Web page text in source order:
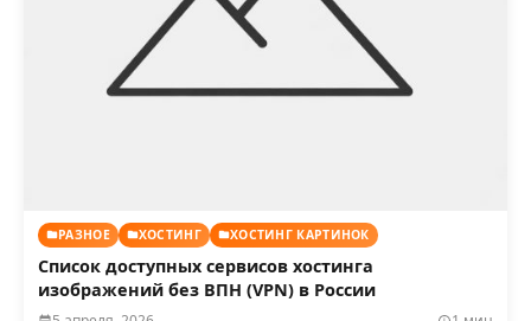
РАЗНОЕ ХОСТИНГ ХОСТИНГ КАРТИНОК
Список доступных сервисов хостинга
изображений без ВПН (VPN) в России